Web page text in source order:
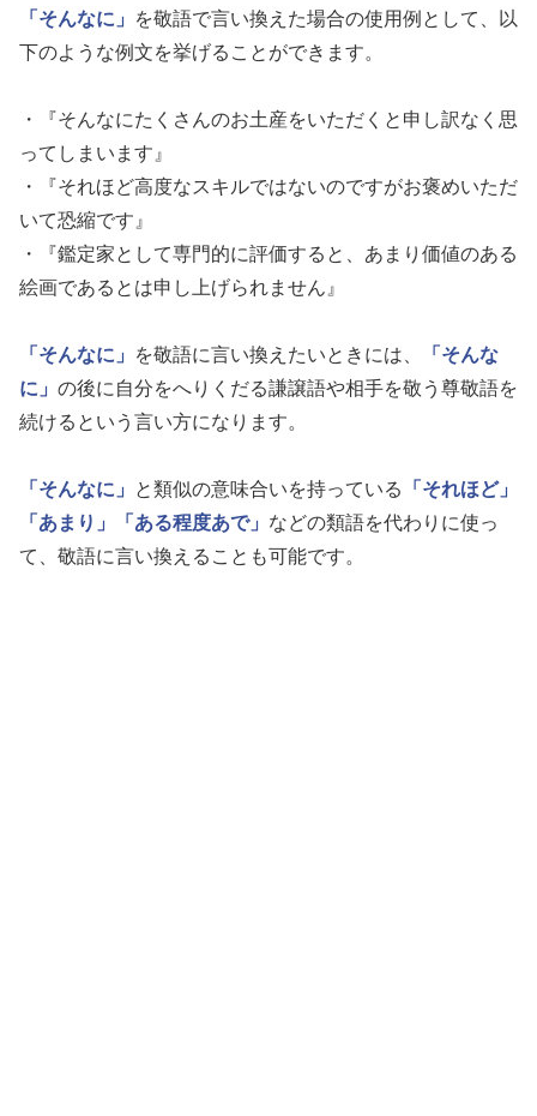
「そんなに」
を敬語で言い換えた場合の使用例として、以
下のような例文を挙げることができます。
・『そんなにたくさんのお土産をいただくと申し訳なく思
ってしまいます』
・『それほど高度なスキルではないのですがお褒めいただ
いて恐縮です』
・『鑑定家として専門的に評価すると、あまり価値のある
絵画であるとは申し上げられません』
「そんなに」 を敬語に言い換えたいときには、
「そんな
に」 の後に自分をへりくだる謙譲語や相手を敬う尊敬語を
続けるという言い方になります。
「そんなに」 と類似の意味合いを持っている
「それほど」
「あまり」
「ある程度あで」 などの類語を代わりに使っ
て、敬語に言い換えることも可能です。